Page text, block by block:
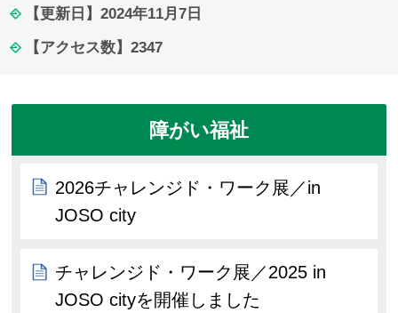
【更新日】 2024年11月7日
【アクセス数】 2347
障がい福祉
2026チャレンジド・ワーク展／in
JOSO city
チャレンジド・ワーク展／2025 in
JOSO cityを開催しました